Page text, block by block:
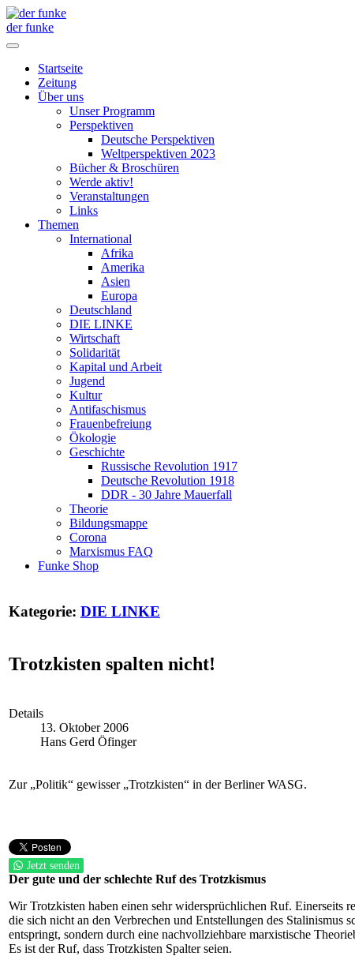
der funke
Startseite
Zeitung
Über uns
Unser Programm
Perspektiven
Deutsche Perspektiven
Weltperspektiven 2023
Bücher & Broschüren
Werde aktiv!
Veranstaltungen
Links
Themen
International
Afrika
Amerika
Asien
Europa
Deutschland
DIE LINKE
Wirtschaft
Solidarität
Kapital und Arbeit
Jugend
Kultur
Antifaschismus
Frauenbefreiung
Ökologie
Geschichte
Russische Revolution 1917
Deutsche Revolution 1918
DDR - 30 Jahre Mauerfall
Theorie
Bildungsmappe
Corona
Marxismus FAQ
Funke Shop
Kategorie: DIE LINKE
Trotzkisten spalten nicht!
Details
13. Oktober 2006
Hans Gerd Öfinger
Zur „Politik“ gewisser „Trotzkisten“ in der Berliner WASG.
Jetzt senden
Der gute und der schlechte Ruf des Trotzkismus
Wir Trotzkisten haben einen sehr widersprüchlichen Ruf. Einerseits
die sich nicht an den Verbrechen und Entstellungen des
entspringt, sondern durch eine nachvollziehbare marxistische
Es ist der Ruf, dass Trotzkisten Spalter seien.